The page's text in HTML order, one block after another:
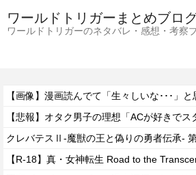
ワールドトリガーまとめブロ
ワールドトリガーのネタバレ・感想・考察
【画像】漫画読んでて「生々しいな･･･」